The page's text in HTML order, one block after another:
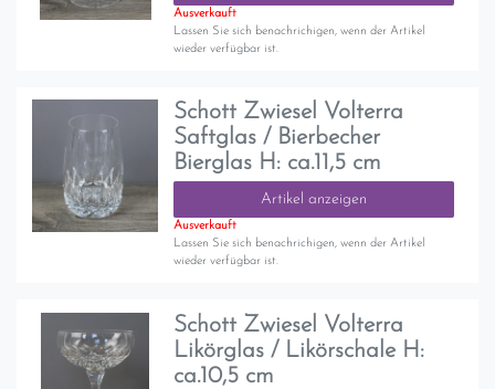
Ausverkauft
Lassen Sie sich benachrichigen, wenn der Artikel
wieder verfügbar ist.
Schott Zwiesel Volterra
Saftglas / Bierbecher
Bierglas H: ca.11,5 cm
Artikel anzeigen
Ausverkauft
Lassen Sie sich benachrichigen, wenn der Artikel
wieder verfügbar ist.
Schott Zwiesel Volterra
Likörglas / Likörschale H:
ca.10,5 cm